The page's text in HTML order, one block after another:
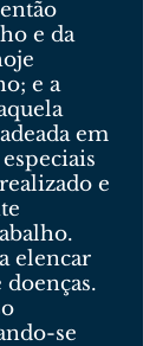
e da
e a
em
e
elencar
doenças.
se